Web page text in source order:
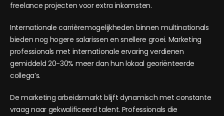
freelance projecten voor extra inkomsten.
Internationale carrièremogelijkheden binnen multinationals
bieden nog hogere salarissen en snellere groei. Marketing
professionals met internationale ervaring verdienen
gemiddeld 20-30% meer dan hun lokaal georiënteerde
collega’s.
De marketing arbeidsmarkt blijft dynamisch met constante
vraag naar gekwalificeerd talent. Professionals die